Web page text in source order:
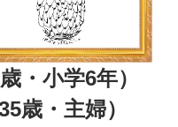
・小学6年）
歳・主婦）